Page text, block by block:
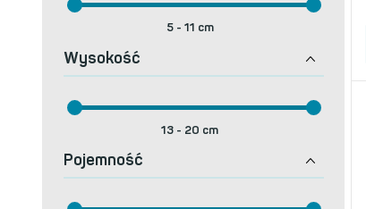
5- 11 cm
Wysokość
13 - 20 cm
Pojemność